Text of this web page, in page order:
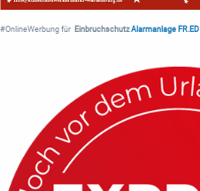
#OnlineWerbung für Einbruchschutz Alarmanlage FR.ED